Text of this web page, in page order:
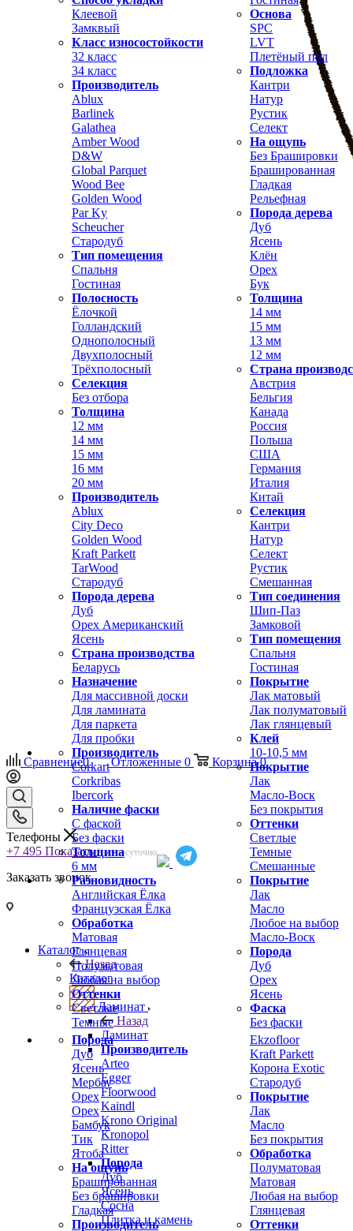
Клеевой
Замквый
Класс износостойкости
32 класс
34 класс
Основа
SPC
LVT
Плетёный пол
Подложка
Производитель
Ablux
Barlinek
Galathea
Amber Wood
D&W
Global Parquet
Wood Bee
Golden Wood
Par Ky
Scheucher
Стародуб
Тип помещения
Спальня
Гостиная
Полосность
Ёлочкой
Голландский
Однополосный
Двухполосный
Трёхполосный
Селекция
Без отбора
Кантри
Натур
Рустик
Селект
На ощупь
Без Брашировки
Брашированная
Гладкая
Рельефная
Порода дерева
Дуб
Ясень
Клён
Орех
Бук
Толщина
14 мм
15 мм
13 мм
12 мм
Страна
Австрия
Бельгия
Толщина
12 мм
14 мм
15 мм
16 мм
20 мм
Производитель
Ablux
City Deco
Golden Wood
Kraft Parkett
TarWood
Стародуб
Порода дерева
Дуб
Орех Американский
Ясень
Страна производства
Беларусь
Канада
Россия
Польша
США
Германия
Италия
Китай
Селекция
Кантри
Натур
Селект
Рустик
Смешанная
Тип соединения
Шип-Паз
Замковой
Тип помещения
Спальня
Гостиная
Назначение
Для массивной доски
Для ламината
Для паркета
Для пробки
Покрытие
Лак матовый
Лак полуматовый
Лак глянцевый
Клей
Производитель
Corkart
Corkribas
Ibercork
Наличие фаски
С фаской
Без фаски
Толщина
6 мм
10-10,5 мм
Покрытие
Лак
Масло-Воск
Без покрытия
Оттенки
Светлые
Темные
Смешанные
Разновидность
Английская Ёлка
Французская Ёлка
Обработка
Матовая
Глянцевая
Полуматовая
Любая на выбор
Оттенки
Светлые
Темные
Покрытие
Лак
Масло
Любое на выбор
Масло-Воск
Порода
Дуб
Орех
Ясень
Фаска
Без фаски
Порода
Дуб
Ясень
Мербау
Орех
Орех
Бамбук
Тик
Ятоба
На ощупь
Брашированная
Без брашировки
Гладкая
Производитель
Ekzofloor
Kraft Parkett
Корона Exotic
Стародуб
Покрытие
Лак
Масло
Без покрытия
Обработка
Полуматовая
Матовая
Любая на выбор
Глянцевая
Оттенки
Сравнение0 Отложенные 0 Корзина 0
Телефоны
+7 495 Показать Круглосуточно
Заказать звонок
Каталог
Назад
Каталог
Ламинат
Назад
Ламинат
Производитель
Arteo
Egger
Floorwood
Kaindl
Krono Original
Kronopol
Ritter
Порода
Дуб
Ясень
Сосна
Плитка и камень